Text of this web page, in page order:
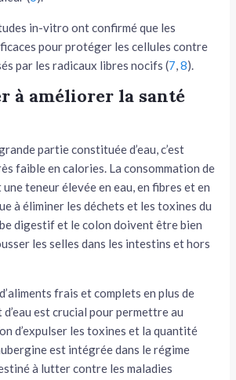
in-vitro ont confirmé que les
pour protéger les cellules contre
par les radicaux libres nocifs (7,8).
à améliorer la santé
partie constituée d’eau, c’est
faible en calories. La consommation de
teneur élevée en eau, en fibres et en
à éliminer les déchets et les toxines du
digestif et le colon doivent être bien
les selles dans les intestins et hors
frais et complets en plus de
est crucial pour permettre au
d’expulser les toxines et la quantité
est intégrée dans le régime
à lutter contre les maladies